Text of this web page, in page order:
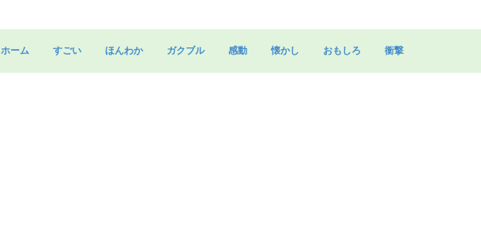
to
ホーム すごい ほんわか ガクブル 感動 懐かし おもしろ 衝撃